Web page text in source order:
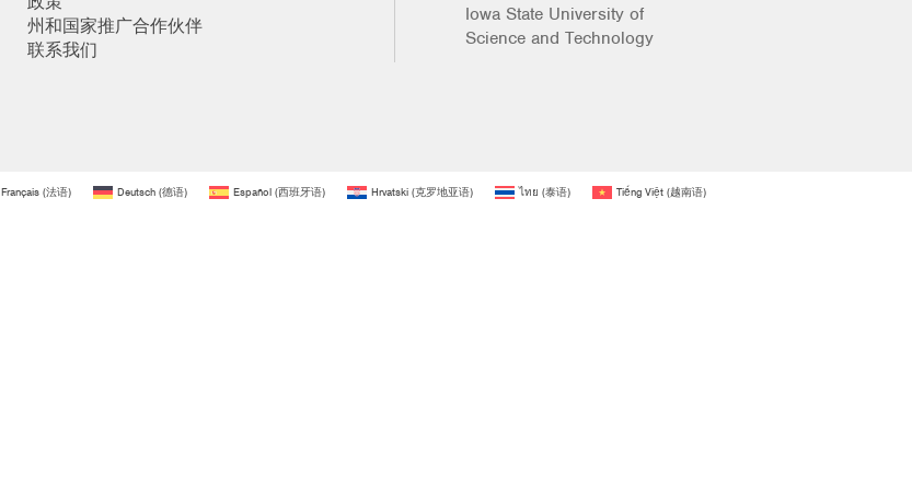
州和国家推广合作伙伴
联系我们
Iowa State University of
Science and Technology
Français (法语) Deutsch (德语) Español (西班牙语) Hrvatski (克罗地亚语) ไทย (泰语) Tiếng Việt (越南语)